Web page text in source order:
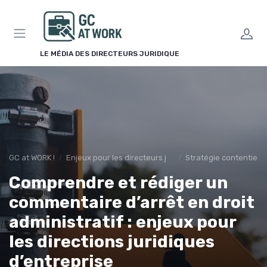
LE MÉDIA DES DIRECTEURS JURIDIQUE
GC at WORK ! Enjeux pour les directeurs juridiques Stratégie
Comprendre et rédiger un
commentaire d’arrêt en droit
administratif : enjeux pour
les directions juridiques
d’entreprise